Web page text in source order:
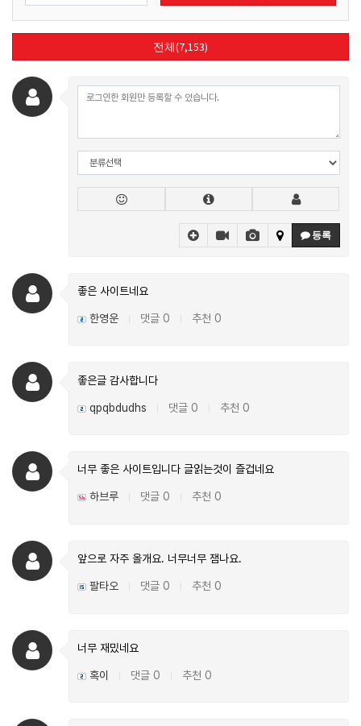
전체(7,153)
등록
좋은 사이트네요
한영운 댓글 0 추천 0
좋은글 감사합니다
qpqbdudhs 댓글 0 추천 0
너무 좋은 사이트입니다 글읽는것이 즐겁네요
하브루 댓글 0 추천 0
앞으로 자주 올개요. 너무너무 잼나요.
팔타오 댓글 0 추천 0
너무 재밌네요
혹이 댓글 0 추천 0